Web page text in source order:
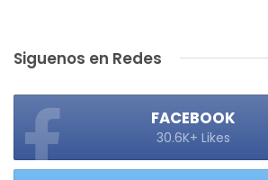
Siguenos en Redes
FACEBOOK
30.6K+ Likes